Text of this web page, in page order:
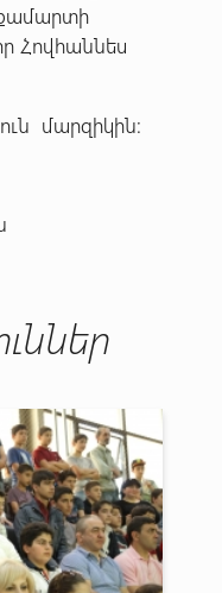
Հովհաննես
մարզիկին: